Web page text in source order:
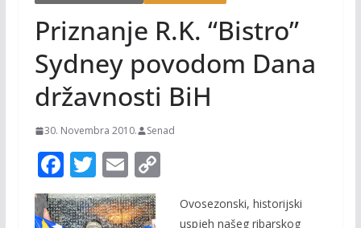
Priznanje R.K. “Bistro”
Sydney povodom Dana
državnosti BiH
30. Novembra 2010. Senad
F
ac
e
T
w
itt
E
m
ai
C
Ovosezonski, historijski
uspjeh našeg ribarskog